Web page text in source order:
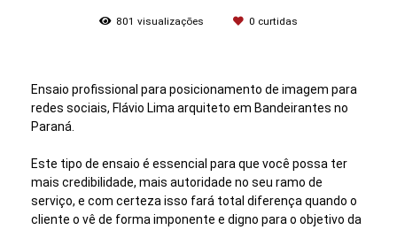
801 visualizações 0 curtidas
Ensaio profissional para posicionamento de imagem para
redes sociais, Flávio Lima arquiteto em Bandeirantes no
Paraná.
Este tipo de ensaio é essencial para que você possa ter
mais credibilidade, mais autoridade no seu ramo de
serviço, e com certeza isso fará total diferença quando o
cliente o vê de forma imponente e digno para o objetivo da